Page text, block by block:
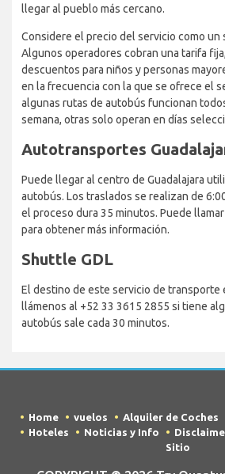
llegar al pueblo más cercano.
Considere el precio del servicio como un
Algunos operadores cobran una tarifa
descuentos para niños y personas
en la frecuencia con la que se ofrece el
algunas rutas de autobús funcionan
semana, otras solo operan en días
Autotransportes
Puede llegar al centro de Guadalajara
autobús. Los traslados se realizan de
el proceso dura 35 minutos. Puede
para obtener más información.
Shuttle GDL
El destino de este servicio de transporte
llámenos al +52 33 3615 2855 si tiene
autobús sale cada 30 minutos.
Home vuelos Alquiler de Coches
Hoteles
Noticias y Info
Sitio